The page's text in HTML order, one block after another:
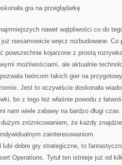
gra na przeglądarkę
nawet wątpliwości co do
niesamowicie wręcz rozbudowane. Co
powszechnie kojarzone z prostą
możliwościami, ale aktualnie
twórcom takich gier na
Jest to oczywiście doskonała
bo z tego też właśnie powodu z
nam wiele zabawy na bardzo długi
zróżnicowaniem, że każdy
zainteresowaniom.
lubi dobre gry strategiczne, to
Operations. Tytuł ten istnieje już od